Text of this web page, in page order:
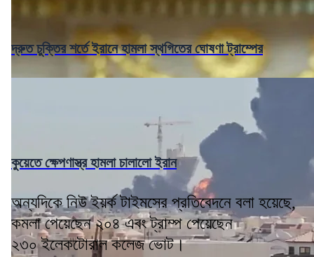
দ্রুত চুক্তির শর্তে ইরানে হামলা স্থগিতের ঘোষণা ট্রাম্পের
কুয়েতে ক্ষেপণাস্ত্র হামলা চালালো ইরান
অন্যদিকে নিউ ইয়র্ক টাইমসের প্রতিবেদনে বলা হয়েছে,
কমলা পেয়েছেন ২০৪ এবং ট্রাম্প পেয়েছেন
২৩০ ইলেকটোরাল কলেজ ভোট।